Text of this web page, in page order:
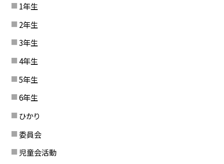
1年生
2年生
3年生
4年生
5年生
6年生
ひかり
委員会
児童会活動